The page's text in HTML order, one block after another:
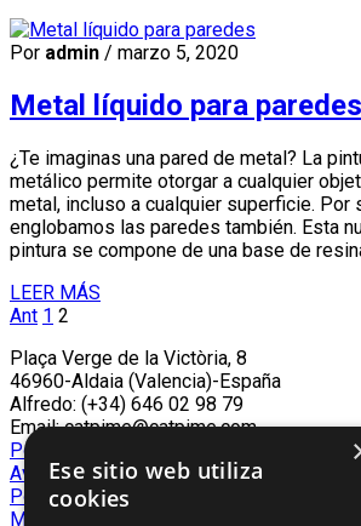
Por admin / marzo 5, 2020
Metal líquido para paredes
¿Te imaginas una pared de metal? La
metálico permite otorgar a cualquier
metal, incluso a cualquier superficie. Por
englobamos las paredes también. Esta
pintura se compone de una base de
LEER MÁS
Ant 1 2
Plaça Verge de la Victòria, 8
46960-Aldaia (Valencia)-España
Alfredo: (+34) 646 02 98 79
Email: catpime@catpime.com
Política de privacidad
Aviso legal
Política de cookies
Mapa Web
Ese sitio web utiliza
cookies